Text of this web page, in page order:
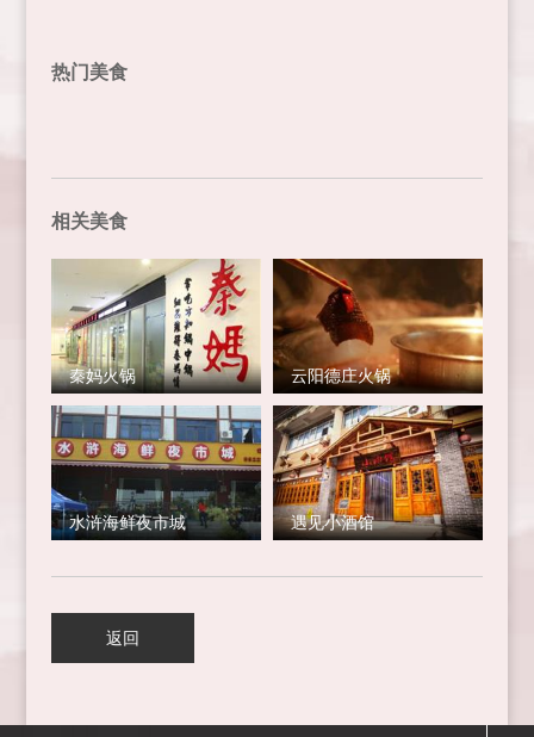
热门美食
相关美食
秦妈火锅 云阳德庄火锅
水浒海鲜夜市城 遇见小酒馆
返回